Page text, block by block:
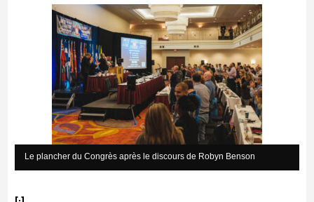
Le plancher du Congrès après le discours de Robyn Benson